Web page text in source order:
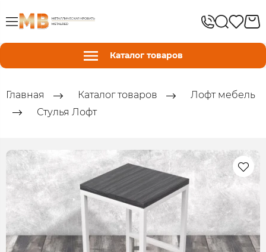
Каталог товаров
Главная Каталог товаров
Лофт мебель
Стулья Лофт